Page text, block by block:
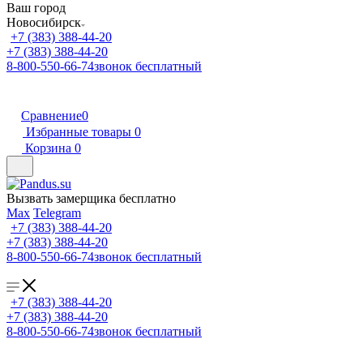
Ваш город
Новосибирск
+7 (383) 388-44-20
+7 (383) 388-44-20
8-800-550-66-74звонок бесплатный
Сравнение0
Избранные товары 0
Корзина 0
Вызвать замерщика бесплатно
Max Telegram
+7 (383) 388-44-20
+7 (383) 388-44-20
8-800-550-66-74звонок бесплатный
+7 (383) 388-44-20
+7 (383) 388-44-20
8-800-550-66-74звонок бесплатный